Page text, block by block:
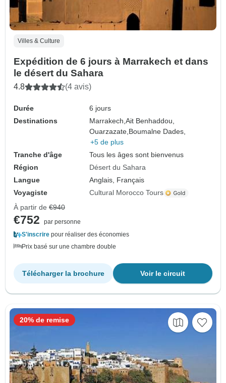
Villes & Culture
Expédition de 6 jours à Marrakech et dans
le désert du Sahara
4.8 (4 avis)
Durée
6 jours
Destinations
Marrakech,Ait Benhaddou,
Ouarzazate,Boumalne Dades,
+5 de plus
Tranche d'âge
Tous les âges sont bienvenus
Région
Désert du Sahara
Langue
Anglais, Français
Voyagiste
Cultural Morocco Tours
À partir de €940
€752
par personne
S'inscrire pour réaliser des économies
Prix basé sur une chambre double
Voir le circuit
Télécharger la brochure
20% de remise